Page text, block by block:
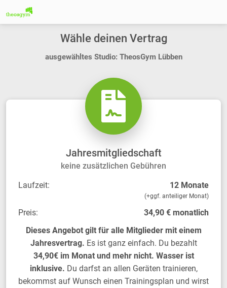
Wähle deinen Vertrag
ausgewähltes Studio: TheosGym Lübben
Jahresmitgliedschaft
keine zusätzlichen Gebühren
Laufzeit:
12 Monate
(+ggf. anteiliger Monat)
Preis:
34,90 € monatlich
Dieses Angebot gilt für alle Mitglieder mit einem
Jahresvertrag. Es ist ganz einfach. Du bezahlt
34,90€ im Monat und mehr nicht. Wasser ist
inklusive. Du darfst an allen Geräten trainieren,
bekommst auf Wunsch einen Trainingsplan und wirst